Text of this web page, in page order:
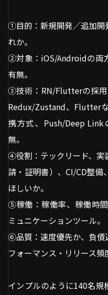
①目的：新規開発／追加開
れか。
②対象：iOS/Androidの両
有無。
③技術：RN/Flutterの採用
Redux/Zustand、Flutter
携方式、Push/Deep
無。
④役割：テックリード、実
請・証明書）、CI/CD整備
ほしいか。
⑤稼働：稼働率、稼働時
ミュニケーションツール。
⑥品質：速度優先か、負債
フォーマンス・リリース頻
インプルのように140名規